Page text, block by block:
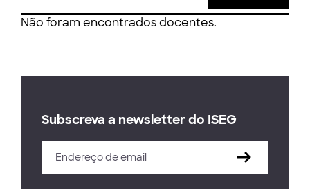
Não foram encontrados docentes.
Subscreva a newsletter do ISEG